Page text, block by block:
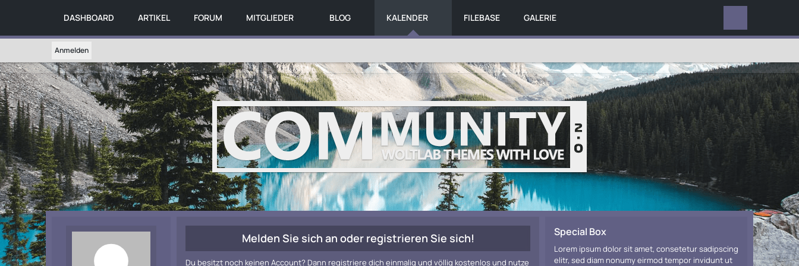
DASHBOARD ARTIKEL FORUM MITGLIEDER BLOG KALENDER FILEBASE GALERIE
Anmelden
Melden Sie sich an oder registrieren Sie sich!
Du besitzt noch keinen Account? Dann registriere dich einmalig und völlig kostenlos und nutze
Special Box
Lorem ipsum dolor sit amet, consetetur sadipscing
elitr, sed diam nonumy eirmod tempor invidunt ut